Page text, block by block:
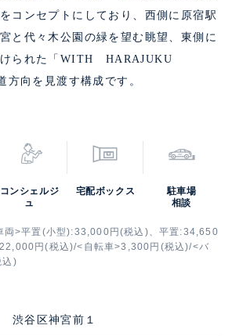
コンセプトにしており、西側に原宿駅
と代々木公園の緑を望む眺望、東側に
けられた「WITH HARAJUKU
方向を見渡す構成です。
コンシェルジ
ュ
宅配ボックス
駐車場
相談
両>平置(小型):33,000円(税込)、平置:34,650
円(税込)/<自転車>3,300円(税込)/<バ
込)
渋谷区神宮前１